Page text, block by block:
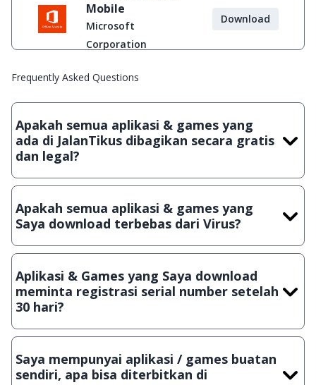
Mobile
Microsoft
Corporation
Download
Frequently Asked Questions
Apakah semua aplikasi & games yang
ada di JalanTikus dibagikan secara gratis
dan legal?
Ya, JalanTikus hanya membagikan aplikasi & games yang
crack, patch atau semacamnya.
Apakah semua aplikasi & games yang
Saya download terbebas dari Virus?
Ya, JalanTikus selalu melakukan scanning dengan 3 jenis
suatu aplikasi atau games, sehingga bisa dijamin 100%
terbebas dari virus.
Aplikasi & Games yang Saya download
meminta registrasi serial number setelah
30 hari?
Meskipun dibagikan secara gratis, namun ada beberapa
hanya bisa digunakan dalam jangka waktu tertentu dan jika
ingin lanjut menggunakannya kamu harus membeli lisensi
Saya mempunyai aplikasi / games buatan
sendiri, apa bisa diterbitkan di